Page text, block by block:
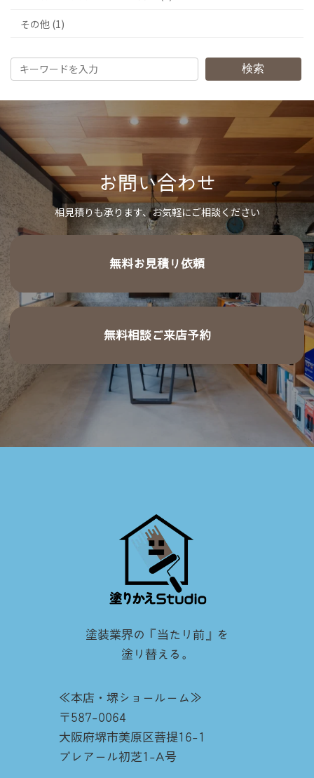
その他 (1)
検索
お問い合わせ
相見積りも承ります、お気軽にご相談ください
無料お見積り依頼
無料相談ご来店予約
塗装業界の『当たり前』を
塗り替える。
≪本店・堺ショールーム≫
〒587-0064
大阪府堺市美原区菩提16-1
プレアール初芝1-A号